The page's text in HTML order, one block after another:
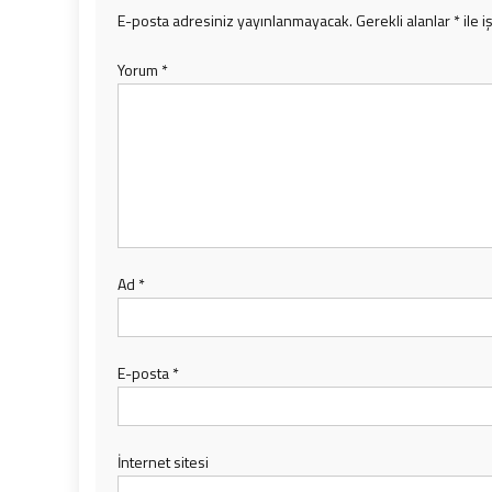
E-posta adresiniz yayınlanmayacak.Gerekli alanlar*ile
Yorum *
Ad *
E-posta*
İnternet sitesi